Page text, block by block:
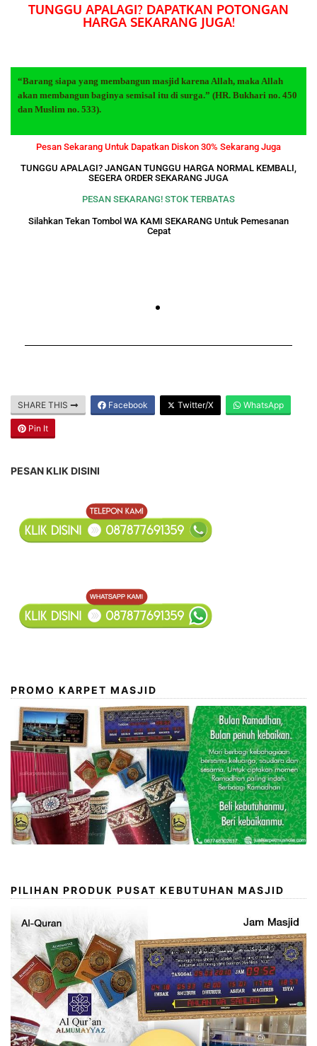
TUNGGU APALAGI? DAPATKAN POTONGAN
HARGA SEKARANG JUGA!
“Barang siapa yang membangun masjid karena Allah, maka Allah
akan membangun baginya semisal itu di surga.” (HR. Bukhari no. 450
dan Muslim no. 533).
Pesan Sekarang Untuk Dapatkan Diskon 30% Sekarang Juga
TUNGGU APALAGI? JANGAN TUNGGU HARGA NORMAL KEMBALI,
SEGERA ORDER SEKARANG JUGA
PESAN SEKARANG! STOK TERBATAS
Silahkan Tekan Tombol WA KAMI SEKARANG Untuk Pemesanan
Cepat
SHARE THIS Facebook Twitter/X WhatsApp
Pin It
PESAN KLIK DISINI
PROMO KARPET MASJID
PILIHAN PRODUK PUSAT KEBUTUHAN MASJID